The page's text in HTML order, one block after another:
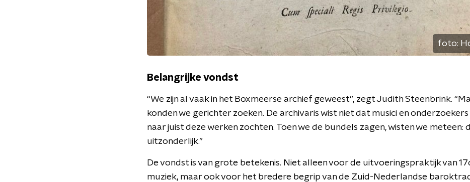
foto:
Belangrijke vondst
“We zijn al vaak in het Boxmeerse archief geweest”, zegt Judith Steenbrink.
konden we gerichter zoeken. De archivaris wist niet dat musici en
naar juist deze werken zochten. Toen we de bundels zagen, wisten we meteen:
uitzonderlijk.”
De vondst is van grote betekenis. Niet alleen voor de uitvoeringspraktijk van
muziek, maar ook voor het bredere begrip van de Zuid-Nederlandse